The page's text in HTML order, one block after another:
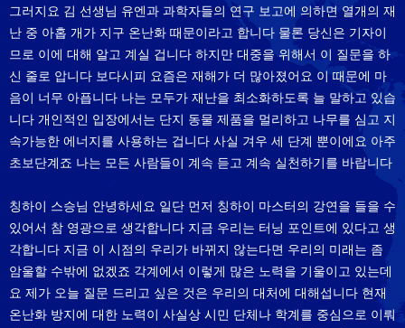
그러지요 김 선생님 유엔과 과학자들의 연구 보고에 의하면 열개의 재
난 중 아홉 개가 지구 온난화 때문이라고 합니다 물론 당신은 기자이
므로 이에 대해 알고 계실 겁니다 하지만 대중을 위해서 이 질문을 하
신 줄로 압니다 보다시피 요즘은 재해가 더 많아졌어요 이 때문에 마
음이 너무 아픕니다 나는 모두가 재난을 최소화하도록 늘 말하고 있습
니다 개인적인 입장에서는 단지 동물 제품을 멀리하고 나무를 심고 지
속가능한 에너지를 사용하는 겁니다 사실 겨우 세 단계 뿐이에요 아주
초보단계죠 나는 모든 사람들이 계속 듣고 계속 실천하기를 바랍니다
칭하이 스승님 안녕하세요 일단 먼저 칭하이 마스터의 강연을 들을 수
있어서 참 영광으로 생각합니다 지금 우리는 터닝 포인트에 있다고 생
각합니다 지금 이 시점의 우리가 바뀌지 않는다면 우리의 미래는 좀
암울할 수밖에 없겠죠 각계에서 이렇게 많은 노력을 기울이고 있는데
요 제가 오늘 질문 드리고 싶은 것은 우리의 대처에 대해섭니다 현재
온난화 방지에 대한 노력이 사실상 시민 단체나 학계를 중심으로 이뤄